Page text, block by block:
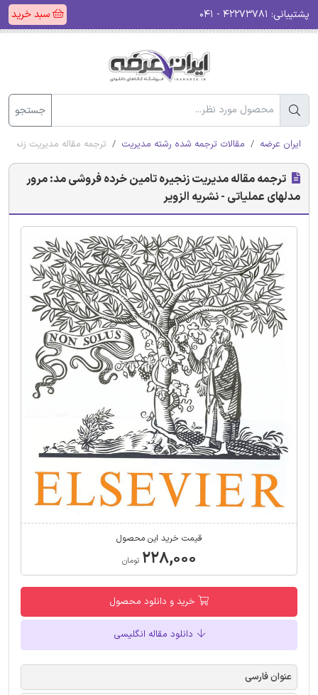
پشتیبانی: سبد خرید
جستجو
ایران عرضه مقالات ترجمه شده رشته مدیریت ترجمه مقاله مدیریت
ترجمه مقاله مدیریت زنجیره تامین خرده فروشی مد: مرور
مدلهای عملیاتی - نشریه الزویر
قیمت خرید این محصول
۲۲۸,۰۰۰ تومان
خرید و دانلود محصول
دانلود مقاله انگلیسی
عنوان فارسی